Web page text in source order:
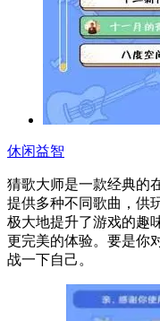
休闲益智
猜歌大师是一款经典的
提供多种不同歌曲，供
极大地提升了游戏的趣
更完美的体验。要是你
战一下自己。